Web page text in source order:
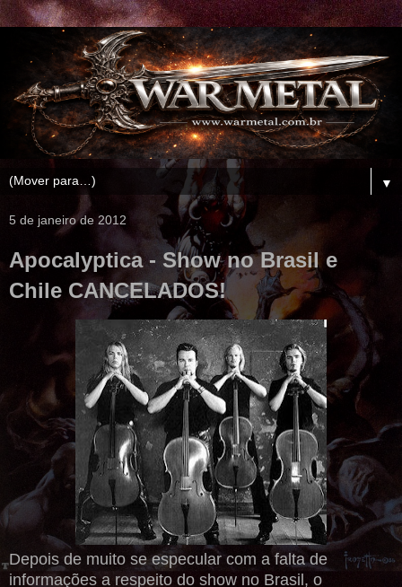
▼
5 de janeiro de 2012
Apocalyptica - Show no Brasil e
Chile CANCELADOS!
Depois de muito se especular com a falta de
informações a respeito do show no Brasil, o